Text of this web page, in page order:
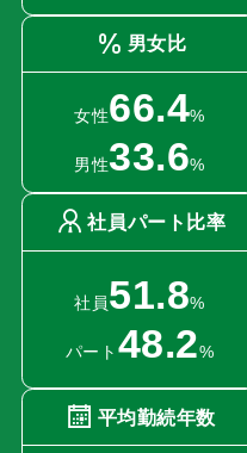
男女比
女性66.4%
男性33.6%
社員パート比率
社員 51.8%
パート 48.2%
平均勤続年数